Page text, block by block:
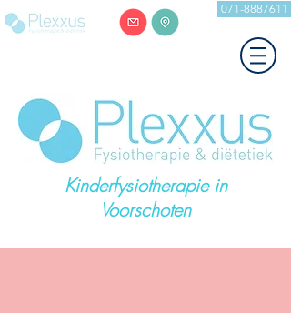
071-8887611
Kinderfysiotherapie in
Voorschoten